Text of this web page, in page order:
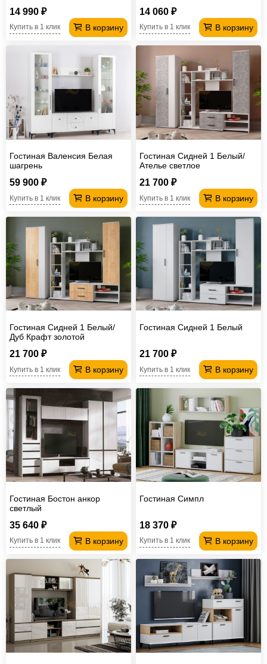
14 990 ₽
В корзину
Купить в 1 клик
14 060 ₽
В корзину
Купить в 1 клик
Гостиная Валенсия Белая
шагрень
59 900 ₽
В корзину
Купить в 1 клик
Гостиная Сидней 1 Белый/
Ателье светлое
21 700 ₽
В корзину
Купить в 1 клик
Гостиная Сидней 1 Белый/
Дуб Крафт золотой
21 700 ₽
В корзину
Купить в 1 клик
Гостиная Сидней 1 Белый
21 700 ₽
В корзину
Купить в 1 клик
Гостиная Бостон анкор
светлый
35 640 ₽
В корзину
Купить в 1 клик
Гостиная Симпл
18 370 ₽
В корзину
Купить в 1 клик